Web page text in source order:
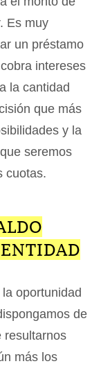
Es muy
un préstamo
intereses
la cantidad
que más
y la
seremos
cuotas.
oportunidad
de
resultarnos
más los